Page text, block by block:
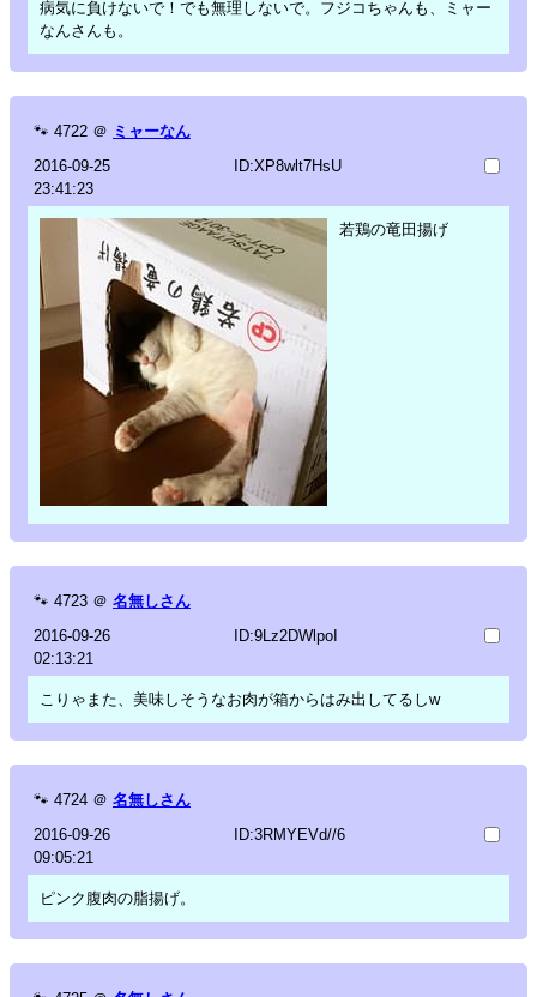
病気に負けないで！でも無理しないで。フジコちゃんも、ミャー
なんさんも。
🐾 4722 ＠ ミャーなん
2016-09-25
23:41:23
ID:XP8wlt7HsU
若鶏の竜田揚げ
🐾 4723 ＠ 名無しさん
2016-09-26
02:13:21
ID:9Lz2DWlpoI
こりゃまた、美味しそうなお肉が箱からはみ出してるしw
🐾 4724 ＠ 名無しさん
2016-09-26
09:05:21
ID:3RMYEVd//6
ピンク腹肉の脂揚げ。